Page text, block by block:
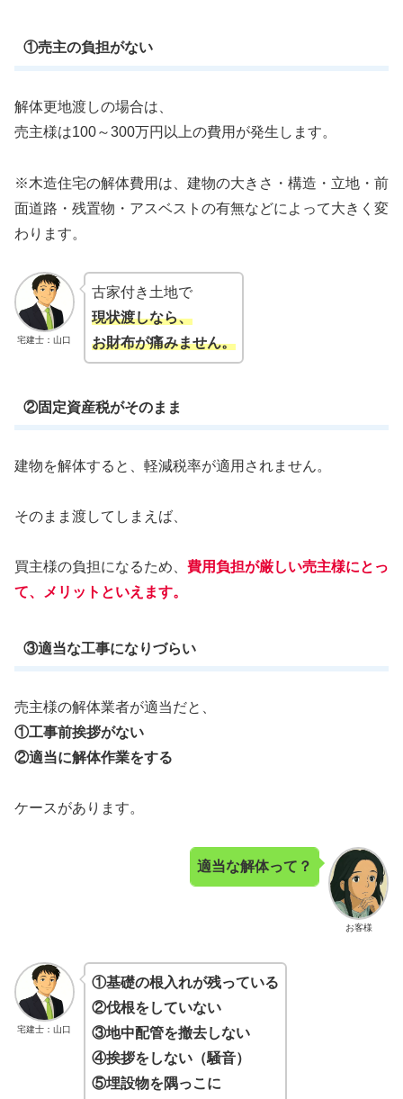
①売主の負担がない
解体更地渡しの場合は、
売主様は100～300万円以上の費用が発生します。
※木造住宅の解体費用は、建物の大きさ・構造・立地・前
面道路・残置物・アスベストの有無などによって大きく変
わります。
宅建士：山口
古家付き土地で
現状渡しなら、
お財布が痛みません。
②固定資産税がそのまま
建物を解体すると、軽減税率が適用されません。
そのまま渡してしまえば、
買主様の負担になるため、 費用負担が厳しい売主様にとっ
て、メリットといえます。
③適当な工事になりづらい
売主様の解体業者が適当だと、
①工事前挨拶がない
②適当に解体作業をする
ケースがあります。
お客様
適当な解体って？
宅建士：山口
①基礎の根入れが残っている
②伐根をしていない
③地中配管を撤去しない
④挨拶をしない（騒音）
⑤埋設物を隅っこに